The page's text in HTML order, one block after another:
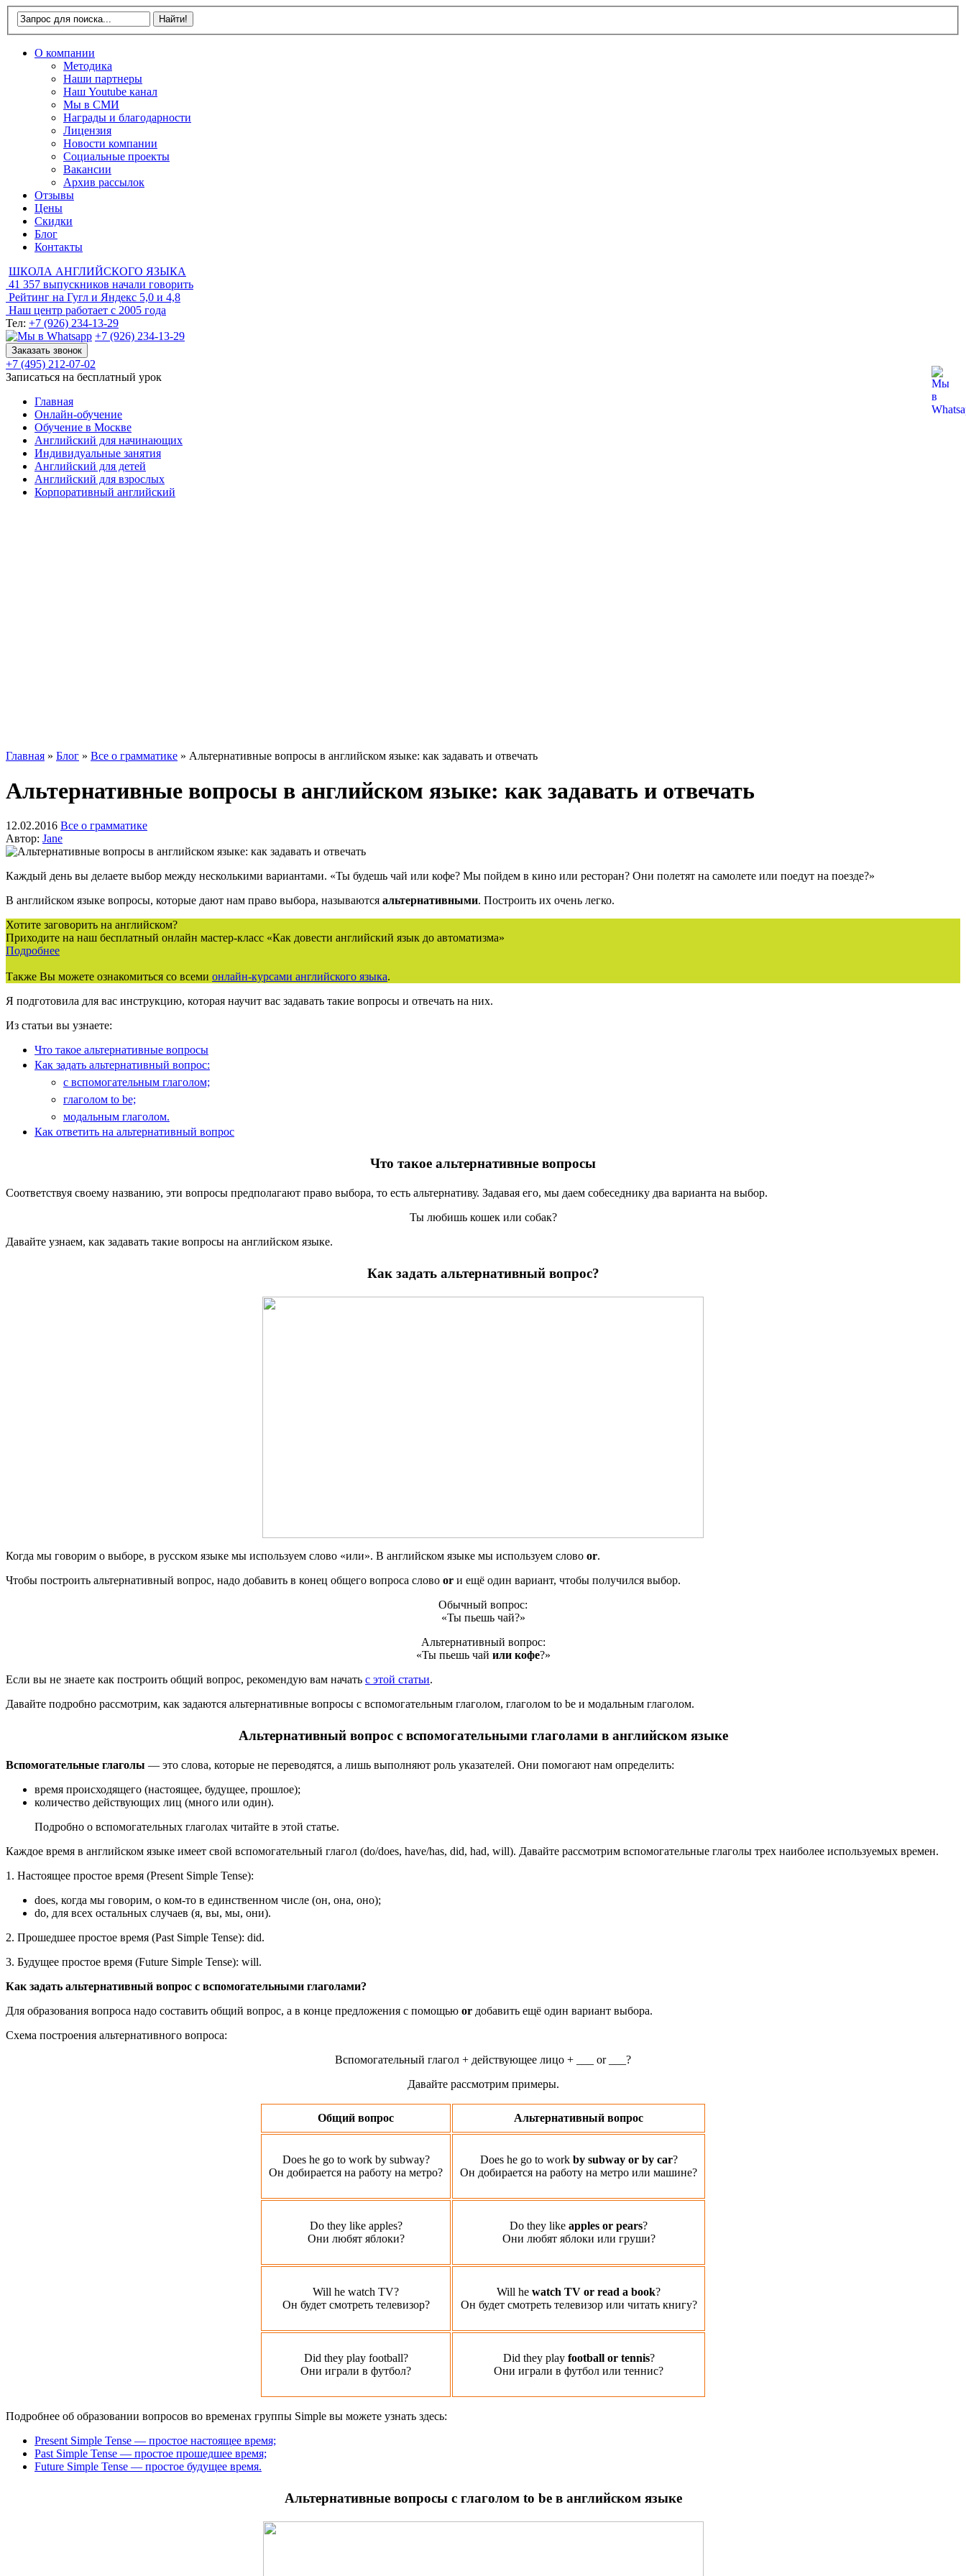
О компании
Методика
Наши партнеры
Наш Youtube канал
Мы в СМИ
Награды и благодарности
Лицензия
Новости компании
Социальные проекты
Вакансии
Архив рассылок
Отзывы
Цены
Скидки
Блог
Контакты
ШКОЛА АНГЛИЙСКОГО ЯЗЫКА
41 357 выпускников начали говорить
Рейтинг на Гугл и Яндекс 5,0 и 4,8
Наш центр работает с 2005 года
Тел: +7 (926) 234-13-29
+7 (926) 234-13-29
Заказать звонок
+7 (495) 212-07-02
Записаться на бесплатный урок
Главная
Онлайн-обучение
Обучение в Москве
Английский для начинающих
Индивидуальные занятия
Английский для детей
Английский для взрослых
Корпоративный английский
Главная » Блог » Все о грамматике » Альтернативные вопросы в английском языке: как задавать и отвечать
Альтернативные вопросы в английском языке: как задавать и отвечать
12.02.2016 Все о грамматике
Автор: Jane
Каждый день вы делаете выбор между несколькими вариантами. «Ты будешь чай или кофе? Мы пойдем в кино или ресторан? Они полетят на самолете или поедут на поезде?»
В английском языке вопросы, которые дают нам право выбора, называются альтернативными. Построить их очень легко.
Хотите заговорить на английском?
Приходите на наш бесплатный онлайн мастер-класс «Как довести английский язык до автоматизма»
Подробнее
Также Вы можете ознакомиться со всеми онлайн-курсами английского языка.
Я подготовила для вас инструкцию, которая научит вас задавать такие вопросы и отвечать на них.
Из статьи вы узнаете:
Что такое альтернативные вопросы
Как задать альтернативный вопрос:
с вспомогательным глаголом;
глаголом to be;
модальным глаголом.
Как ответить на альтернативный вопрос
Что такое альтернативные вопросы
Соответствуя своему названию, эти вопросы предполагают право выбора, то есть альтернативу. Задавая его, мы даем собеседнику два варианта на выбор.
Ты любишь кошек или собак?
Давайте узнаем, как задавать такие вопросы на английском языке.
Как задать альтернативный вопрос?
Когда мы говорим о выборе, в русском языке мы используем слово «или». В английском языке мы используем слово or.
Чтобы построить альтернативный вопрос, надо добавить в конец общего вопроса слово or и ещё один вариант, чтобы получился выбор.
Обычный вопрос:
«Ты пьешь чай?»
Альтернативный вопрос:
«Ты пьешь чай или кофе?»
Если вы не знаете как построить общий вопрос, рекомендую вам начать с этой статьи.
Давайте подробно рассмотрим, как задаются альтернативные вопросы с вспомогательным глаголом, глаголом to be и модальным глаголом.
Альтернативный вопрос с вспомогательными глаголами в английском языке
Вспомогательные глаголы — это слова, которые не переводятся, а лишь выполняют роль указателей. Они помогают нам определить:
время происходящего (настоящее, будущее, прошлое);
количество действующих лиц (много или один).
Подробно о вспомогательных глаголах читайте в этой статье.
Каждое время в английском языке имеет свой вспомогательный глагол (do/does, have/has, did, had, will). Давайте рассмотрим вспомогательные глаголы трех наиболее используемых времен.
1. Настоящее простое время (Present Simple Tense):
does, когда мы говорим, о ком-то в единственном числе (он, она, оно);
do, для всех остальных случаев (я, вы, мы, они).
2. Прошедшее простое время (Past Simple Tense): did.
3. Будущее простое время (Future Simple Tense): will.
Как задать альтернативный вопрос с вспомогательными глаголами?
Для образования вопроса надо составить общий вопрос, а в конце предложения с помощью or добавить ещё один вариант выбора.
Схема построения альтернативного вопроса:
Вспомогательный глагол + действующее лицо + ___ or ___?
Давайте рассмотрим примеры.
Общий вопрос Альтернативный вопрос
Does he go to work by subway?
Он добирается на работу на метро?
Does he go to work by subway or by car?
Он добирается на работу на метро или машине?
Do they like apples?
Они любят яблоки?
Do they like apples or pears?
Они любят яблоки или груши?
Will he watch TV?
Он будет смотреть телевизор?
Will he watch TV or read a book?
Он будет смотреть телевизор или читать книгу?
Did they play football?
Они играли в футбол?
Did they playfootball or tennis?
Они играли в футбол или теннис?
Подробнее об образовании вопросов во временах группы Simple вы можете узнать здесь:
Present Simple Tense — простое настоящее время;
Past Simple Tense — простое прошедшее время;
Future Simple Tense — простое будущее время.
Альтернативные вопросы с глаголом to be в английском языке